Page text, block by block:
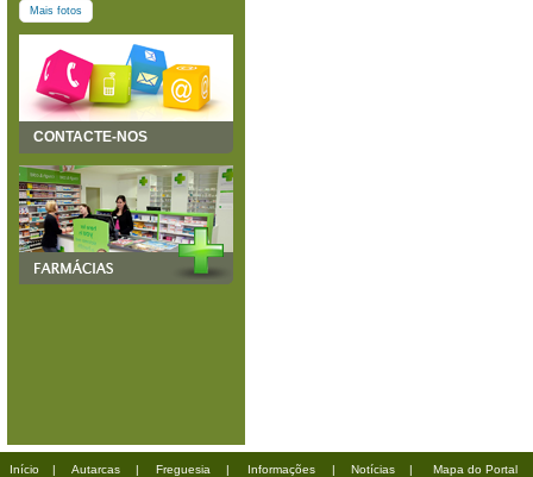
Mais fotos
CONTACTE-NOS
Início | Autarcas | Freguesia | Informações | Notícias | Mapa do Portal